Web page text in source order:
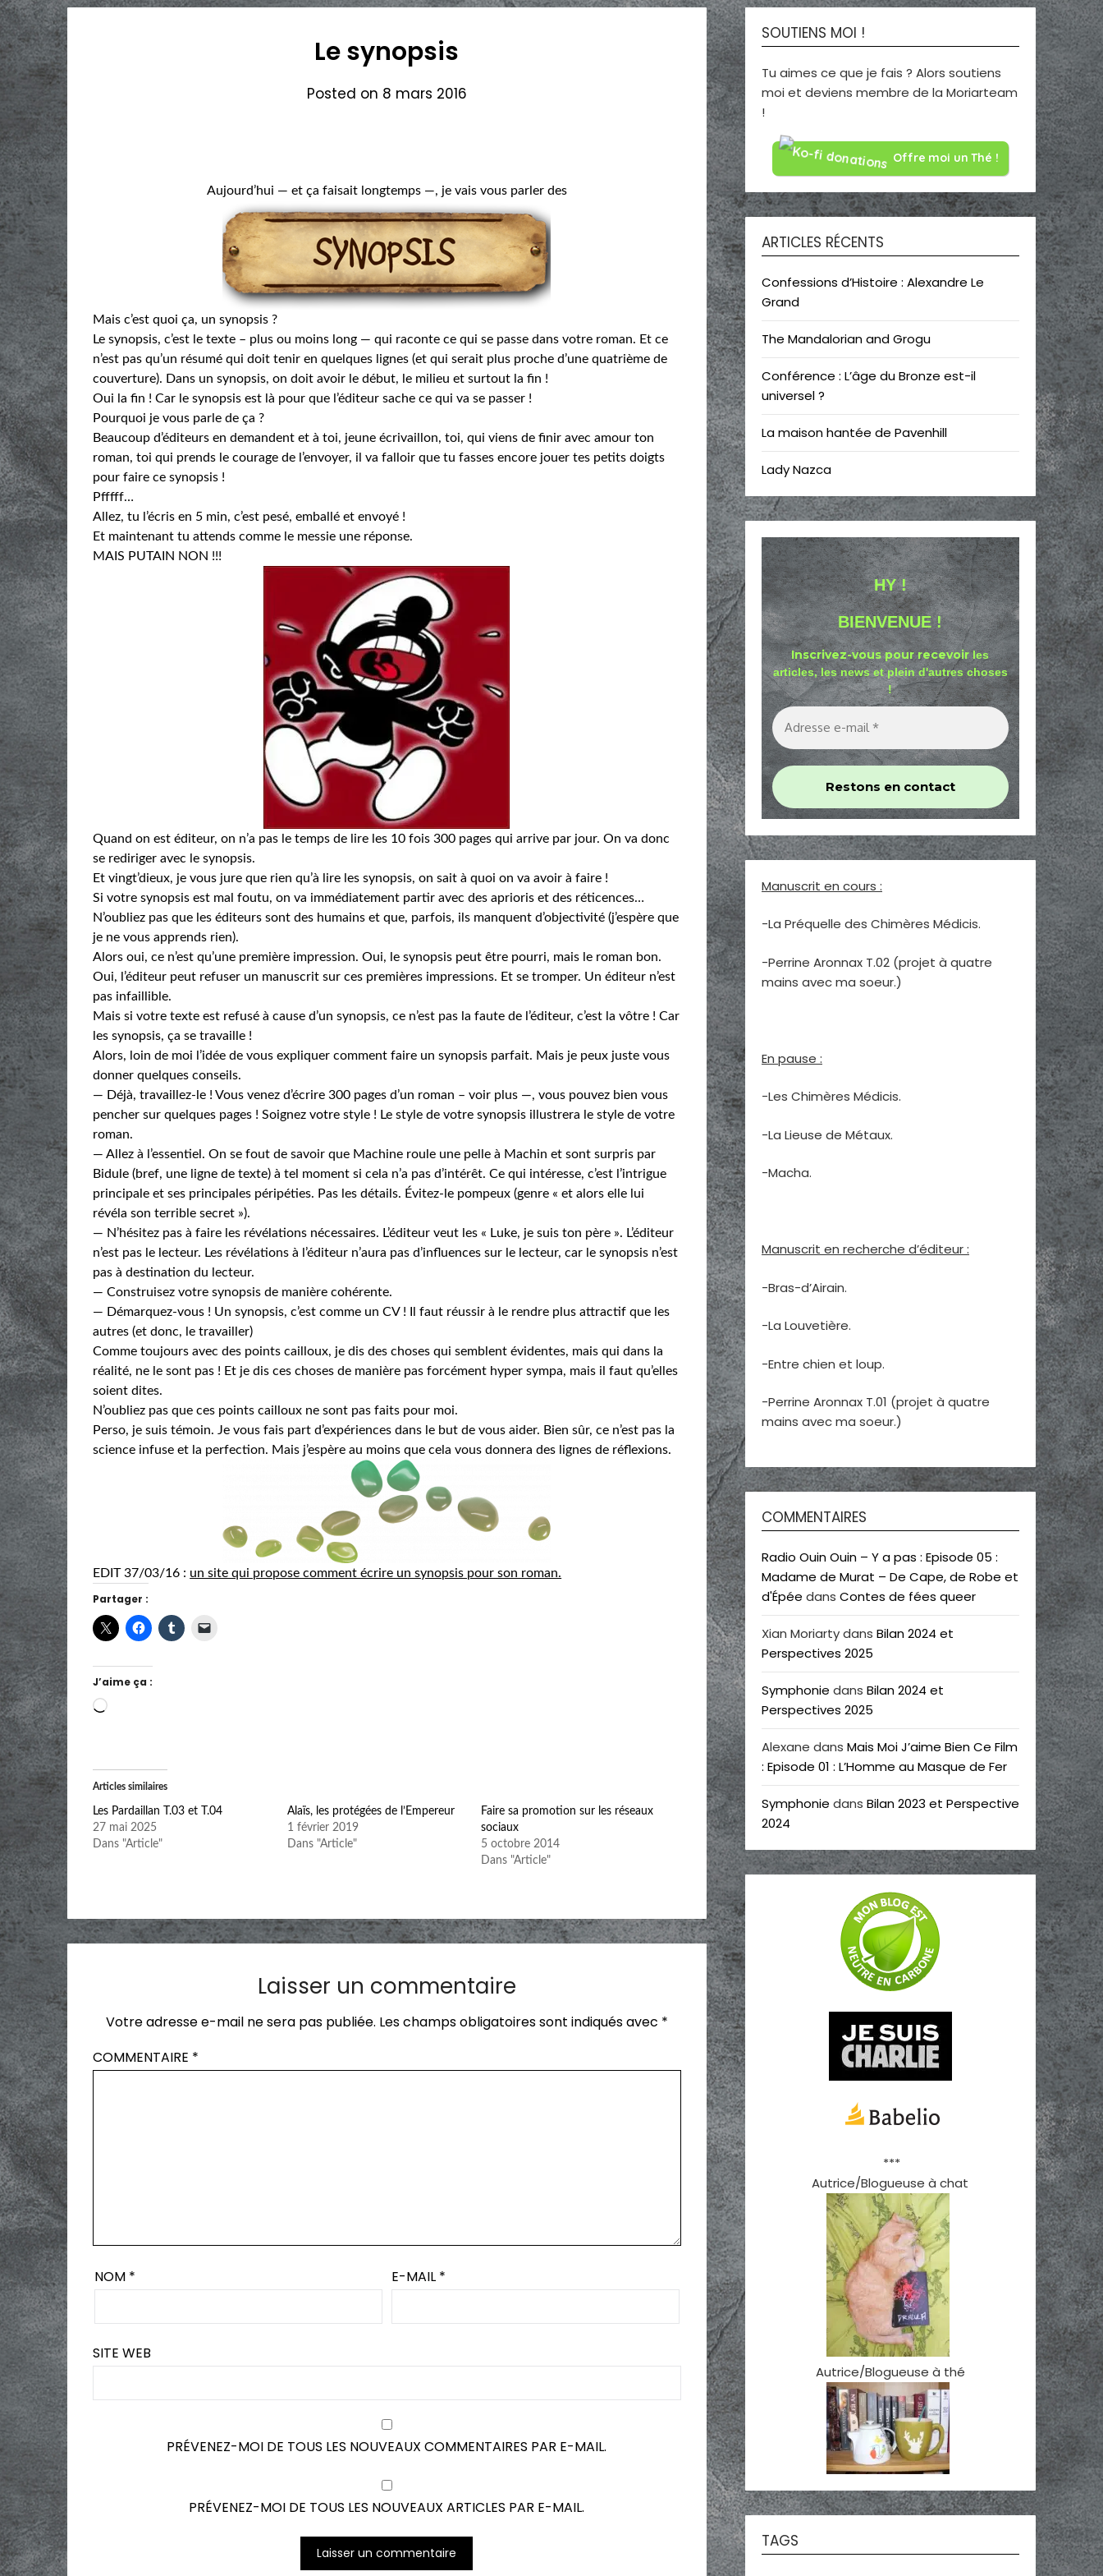
Le synopsis
Posted on 8 mars 2016
Aujourd’hui — et ça faisait longtemps —, je vais vous parler des
Mais c’est quoi ça, un synopsis ?
Le synopsis, c’est le texte – plus ou moins long — qui raconte ce qui se passe dans votre roman. Et ce
n’est pas qu’un résumé qui doit tenir en quelques lignes (et qui serait plus proche d’une quatrième de
couverture). Dans un synopsis, on doit avoir le début, le milieu et surtout la fin !
Oui la fin ! Car le synopsis est là pour que l’éditeur sache ce qui va se passer !
Pourquoi je vous parle de ça ?
Beaucoup d’éditeurs en demandent et à toi, jeune écrivaillon, toi, qui viens de finir avec amour ton
roman, toi qui prends le courage de l’envoyer, il va falloir que tu fasses encore jouer tes petits doigts
pour faire ce synopsis !
Pfffff…
Allez, tu l’écris en 5 min, c’est pesé, emballé et envoyé !
Et maintenant tu attends comme le messie une réponse.
MAIS PUTAIN NON !!!
Quand on est éditeur, on n’a pas le temps de lire les 10 fois 300 pages qui arrive par jour. On va donc
se rediriger avec le synopsis.
Et vingt’dieux, je vous jure que rien qu’à lire les synopsis, on sait à quoi on va avoir à faire !
Si votre synopsis est mal foutu, on va immédiatement partir avec des aprioris et des réticences…
N’oubliez pas que les éditeurs sont des humains et que, parfois, ils manquent d’objectivité (j’espère que
je ne vous apprends rien).
Alors oui, ce n’est qu’une première impression. Oui, le synopsis peut être pourri, mais le roman bon.
Oui, l’éditeur peut refuser un manuscrit sur ces premières impressions. Et se tromper. Un éditeur n’est
pas infaillible.
Mais si votre texte est refusé à cause d’un synopsis, ce n’est pas la faute de l’éditeur, c’est la vôtre ! Car
les synopsis, ça se travaille !
Alors, loin de moi l’idée de vous expliquer comment faire un synopsis parfait. Mais je peux juste vous
donner quelques conseils.
— Déjà, travaillez-le ! Vous venez d’écrire 300 pages d’un roman – voir plus —, vous pouvez bien vous
pencher sur quelques pages ! Soignez votre style ! Le style de votre synopsis illustrera le style de votre
roman.
— Allez à l’essentiel. On se fout de savoir que Machine roule une pelle à Machin et sont surpris par
Bidule (bref, une ligne de texte) à tel moment si cela n’a pas d’intérêt. Ce qui intéresse, c’est l’intrigue
principale et ses principales péripéties. Pas les détails. Évitez-le pompeux (genre « et alors elle lui
révéla son terrible secret »).
— N’hésitez pas à faire les révélations nécessaires. L’éditeur veut les « Luke, je suis ton père ». L’éditeur
n’est pas le lecteur. Les révélations à l’éditeur n’aura pas d’influences sur le lecteur, car le synopsis n’est
pas à destination du lecteur.
— Construisez votre synopsis de manière cohérente.
— Démarquez-vous ! Un synopsis, c’est comme un CV ! Il faut réussir à le rendre plus attractif que les
autres (et donc, le travailler)
Comme toujours avec des points cailloux, je dis des choses qui semblent évidentes, mais qui dans la
réalité, ne le sont pas ! Et je dis ces choses de manière pas forcément hyper sympa, mais il faut qu’elles
soient dites.
N’oubliez pas que ces points cailloux ne sont pas faits pour moi.
Perso, je suis témoin. Je vous fais part d’expériences dans le but de vous aider. Bien sûr, ce n’est pas la
science infuse et la perfection. Mais j’espère au moins que cela vous donnera des lignes de réflexions.
EDIT 37/03/16 : un site qui propose comment écrire un synopsis pour son roman.
Partager :
J’aime ça :
Chargement…
Articles similaires
Les Pardaillan T.03 et T.04
27 mai 2025
Dans "Article"
Alaïs, les protégées de l’Empereur
1 février 2019
Dans "Article"
Faire sa promotion sur les réseaux
sociaux
5 octobre 2014
Dans "Article"
Laisser un commentaire
Votre adresse e-mail ne sera pas publiée. Les champs obligatoires sont indiqués avec *
COMMENTAIRE *
NOM * E-MAIL *
SITE WEB
PRÉVENEZ-MOI DE TOUS LES NOUVEAUX COMMENTAIRES PAR E-MAIL.
PRÉVENEZ-MOI DE TOUS LES NOUVEAUX ARTICLES PAR E-MAIL.
SOUTIENS MOI !
Tu aimes ce que je fais ? Alors soutiens
moi et deviens membre de la Moriarteam
!
Offre moi un Thé !
ARTICLES RÉCENTS
Confessions d’Histoire : Alexandre Le
Grand
The Mandalorian and Grogu
Conférence : L’âge du Bronze est-il
universel ?
La maison hantée de Pavenhill
Lady Nazca
HY !
BIENVENUE !
Inscrivez-vous pour recevoirles
articles, les news et plein d'autres choses
!
Manuscrit en cours :
-La Préquelle des Chimères Médicis.
-Perrine Aronnax T.02 (projet à quatre
mains avec ma soeur.)
En pause :
-Les Chimères Médicis.
-La Lieuse de Métaux.
-Macha.
Manuscrit en recherche d’éditeur :
-Bras-d’Airain.
-La Louvetière.
-Entre chien et loup.
-Perrine Aronnax T.01 (projet à quatre
mains avec ma soeur.)
COMMENTAIRES
Radio Ouin Ouin – Y a pas : Episode 05 :
Madame de Murat – De Cape, de Robe et
d'Épée dans Contes de fées queer
Xian Moriartydans Bilan 2024 et
Perspectives 2025
Symphonie dans Bilan 2024 et
Perspectives 2025
Alexane dans Mais Moi J’aime Bien Ce Film
: Episode 01 : L’Homme au Masque de Fer
Symphonie dans Bilan 2023 et Perspective
2024
***
Autrice/Blogueuse à chat
Autrice/Blogueuse à thé
TAGS